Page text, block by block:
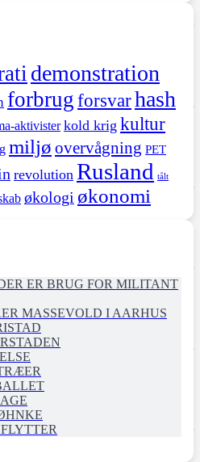
demonstration
forbrugforsvarhash
aktivister kold krig kultur
miljø overvågning PET
revolution Rusland tålt
økologi økonomi
ER BRUG FOR MILITANT
MASSEVOLD I AARHUS